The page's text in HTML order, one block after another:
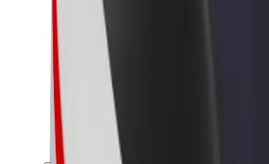
Bolt Food
Bolt Drive
Bolt for Business
Vélos électriques
Bolt Plus